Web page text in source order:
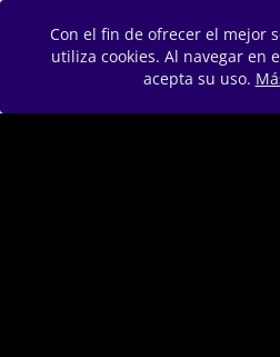
Con el fin de ofrecer el mejor
utiliza cookies. Al navegar en
acepta su uso.